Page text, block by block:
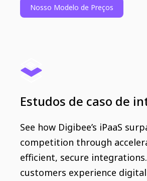
Nosso Modelo de Preços
Estudos de caso de
See how Digibee’s iPaaS
competition through
efficient, secure
customers experience digital